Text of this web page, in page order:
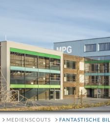
HOMEMEDIENSCOUTS FANTASTISCHE